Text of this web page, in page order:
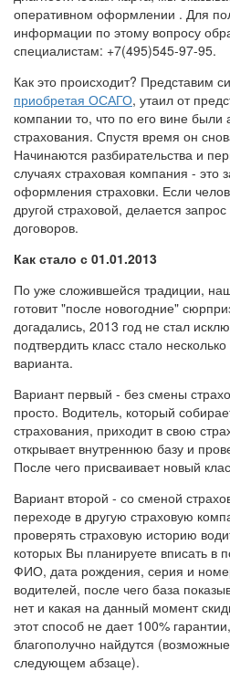
оперативном оформлении . Для
информации по этому вопросу
специалистам: +7(495)545-97-95.
Как это происходит? Представим
приобретая ОСАГО, утаил от
компании то, что по его вине
страхования. Спустя время он
Начинаются разбирательства и
случаях страховая компания - это
оформления страховки. Если
другой страховой, делается
договоров.
Как стало с 01.01.2013
По уже сложившейся традиции,
готовит "после новогодние"
догадались, 2013 год не стал
подтвердить класс стало
варианта.
Вариант первый - без смены
просто. Водитель, который
страхования, приходит в свою
открывает внутреннюю базу и
После чего присваивает новый
Вариант второй - со сменой
переходе в другую страховую
проверять страховую историю
которых Вы планируете вписать в
ФИО, дата рождения, серия и
водителей, после чего база
нет и какая на данный момент
этот способ не дает 100%
благополучно найдутся
следующем абзаце).